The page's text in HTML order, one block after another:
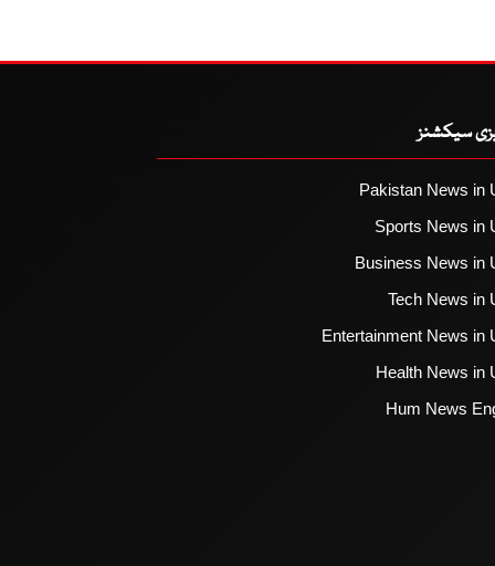
سیکشنز
Pakistan News in
Sports News in
Business News in
Tech News in
Entertainment News in
Health News in
Hum News